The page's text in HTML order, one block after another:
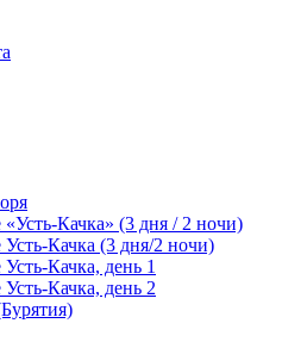
Качка» (3 дня / 2 ночи)
Качка (3 дня/2 ночи)
Качка, день 1
Качка, день 2